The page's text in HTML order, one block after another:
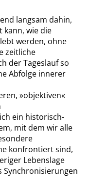
langsam dahin,
kann, wie die
werden, ohne
zeitliche
der Tageslauf so
Abfolge innerer
»objektiven«
ein historisch-
mit dem wir alle
konfrontiert sind,
Lebenslage
Synchronisierungen